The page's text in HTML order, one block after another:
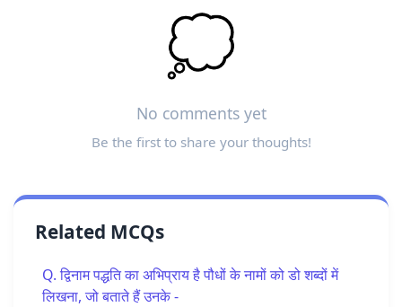
💭
No comments yet
Be the first to share your thoughts!
Related MCQs
Q. द्विनाम पद्धति का अभिप्राय है पौधों के नामों को डो शब्दों में
लिखना, जो बताते हैं उनके -